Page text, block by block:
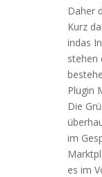
Daher
Kurz
indas
stehen
Plugin
Die
im
es im